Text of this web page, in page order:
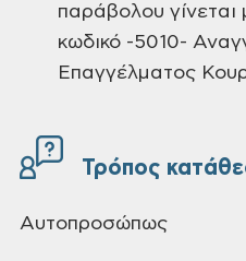
παράβολου
κωδικό -5010-
Επαγγέλματος
Τρόπος
Αυτοπροσώπως